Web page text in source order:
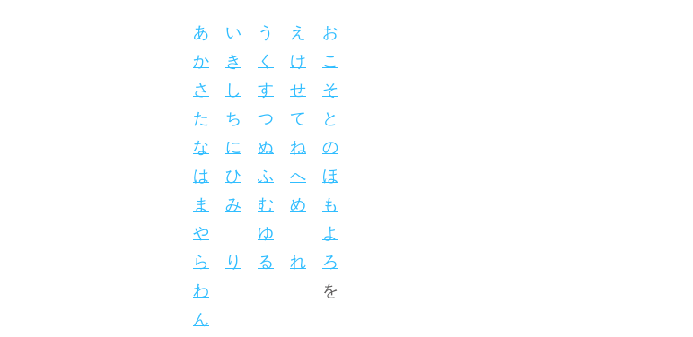
あ い う え お
か き く け こ
さ し す せ そ
た ち つ て と
な に ぬ ね の
は ひ ふ へ ほ
ま み む め も
や
ゆ
よ
ら り る れ ろ
わ を
ん